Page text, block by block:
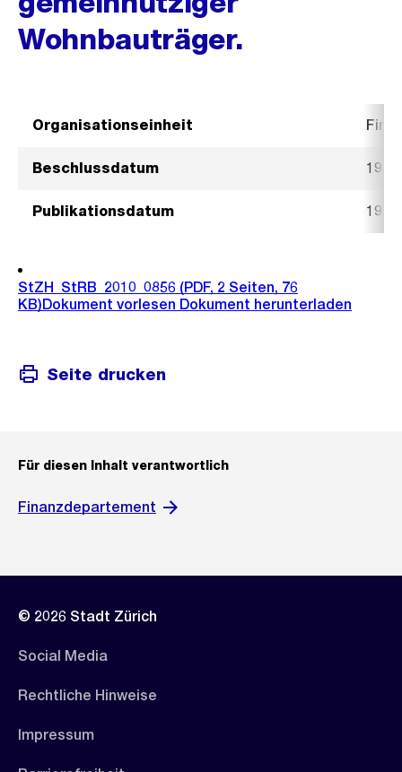
Wohnbauträger.
Organisationseinheit
Beschlussdatum 19.
Publikationsdatum 19.
StZH_StRB_2010_0856 (PDF, 2 Seiten, 76
KB)Dokument vorlesen Dokument herunterladen
Seite drucken
Für diesen Inhalt verantwortlich
Finanzdepartement
© 2026 Stadt Zürich
Social Media
Rechtliche Hinweise
Impressum